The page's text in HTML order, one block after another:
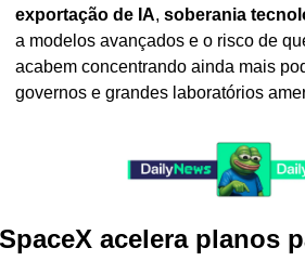
exportação de IA, soberania
a modelos avançados e o risco de
acabem concentrando ainda mais
governos e grandes laboratórios
SpaceX acelera planos